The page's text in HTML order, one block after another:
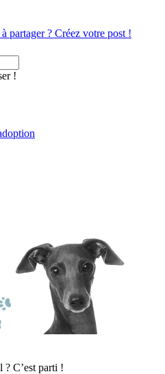
partager ? Créez votre post !
!
? C’est parti !